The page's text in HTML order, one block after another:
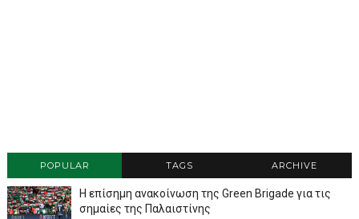
POPULAR TAGS ARCHIVE
Η επίσημη ανακοίνωση της Green Brigade για τις
σημαίες της Παλαιστίνης